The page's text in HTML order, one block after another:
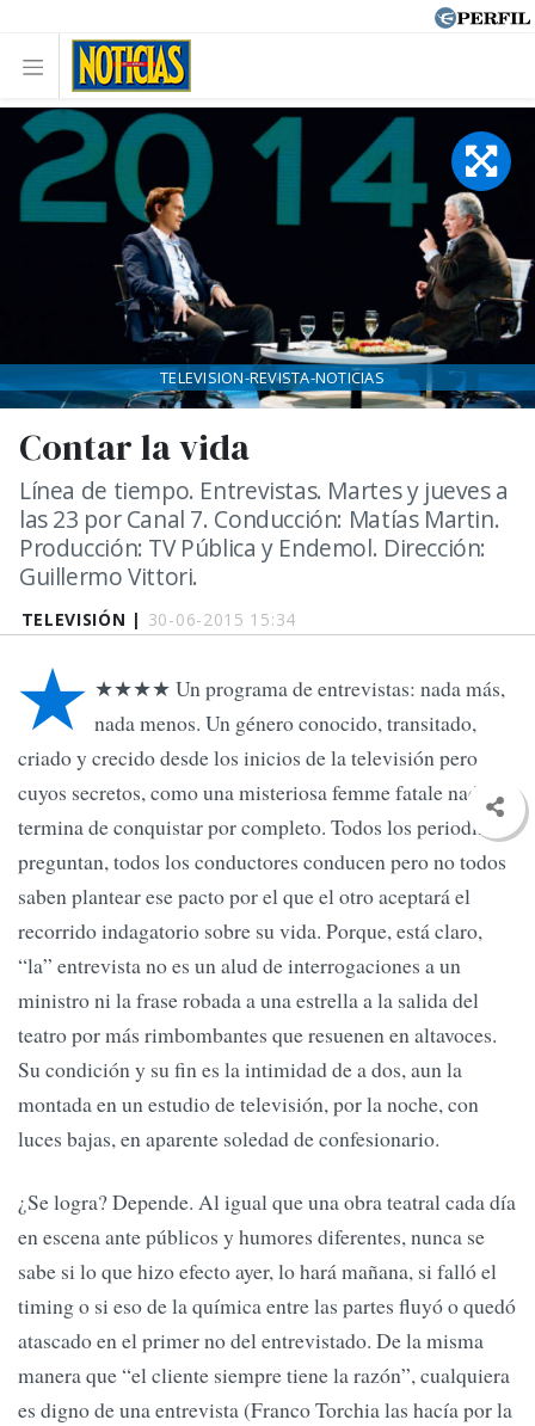
TELEVISIÓN | 30-06-2015 15:34
Contar la vida
Línea de tiempo. Entrevistas. Martes y jueves a
las 23 por Canal 7. Conducción: Matías Martin.
Producción: TV Pública y Endemol. Dirección:
Guillermo Vittori.
TELEVISION-REVISTA-NOTICIAS
★ ★★★★ Un programa de entrevistas: nada más,
nada menos. Un género conocido, transitado,
criado y crecido desde los inicios de la televisión pero
cuyos secretos, como una misteriosa femme fatale nadie
termina de conquistar por completo. Todos los periodistas
preguntan, todos los conductores conducen pero no todos
saben plantear ese pacto por el que el otro aceptará el
recorrido indagatorio sobre su vida. Porque, está claro,
“la” entrevista no es un alud de interrogaciones a un
ministro ni la frase robada a una estrella a la salida del
teatro por más rimbombantes que resuenen en altavoces.
Su condición y su fin es la intimidad de a dos, aun la
montada en un estudio de televisión, por la noche, con
luces bajas, en aparente soledad de confesionario.
¿Se logra? Depende. Al igual que una obra teatral cada día
en escena ante públicos y humores diferentes, nunca se
sabe si lo que hizo efecto ayer, lo hará mañana, si falló el
timing o si eso de la química entre las partes fluyó o quedó
atascado en el primer no del entrevistado. De la misma
manera que “el cliente siempre tiene la razón”, cualquiera
es digno de una entrevista (Franco Torchia las hacía por la